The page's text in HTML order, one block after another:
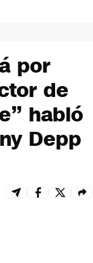
por
de
habló
Depp